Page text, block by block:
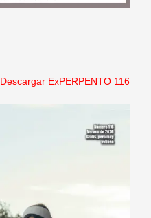
Descargar ExPERPENTO 116